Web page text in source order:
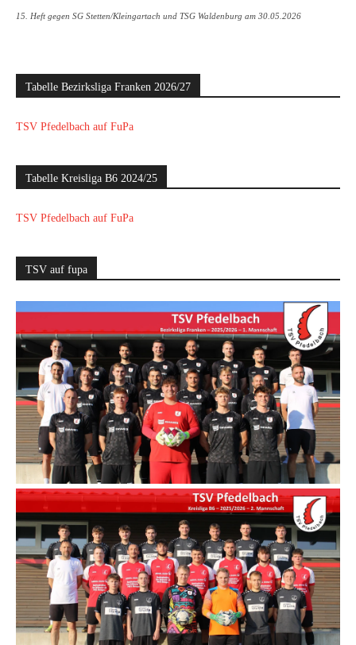
15. Heft gegen SG Stetten/Kleingartach und TSG Waldenburg am 30.05.2026
Tabelle Bezirksliga Franken 2026/27
TSV Pfedelbach auf FuPa
Tabelle Kreisliga B6 2024/25
TSV Pfedelbach auf FuPa
TSV auf fupa